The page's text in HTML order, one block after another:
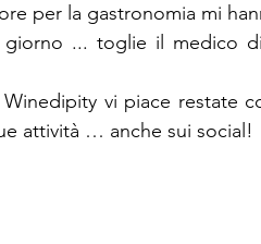
per la gastronomia mi
giorno ... toglie il medico
vi piace restate
attività … anche sui social!